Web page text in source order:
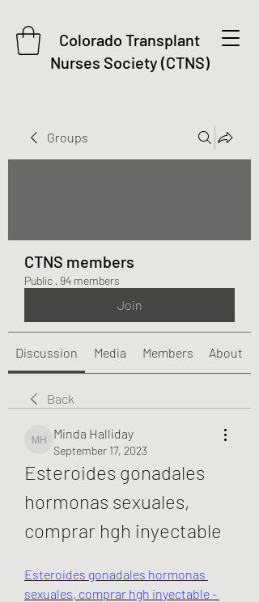
Colorado Transplant
Nurses Society (CTNS)
Groups
CTNS members
Public · 94 members
Join
Discussion Media Members About
Back
Minda Halliday
Minda Halliday
September 17, 2023
Esteroides gonadales
hormonas sexuales,
comprar hgh inyectable
Esteroides gonadales hormonas
sexuales, comprar hgh inyectable -